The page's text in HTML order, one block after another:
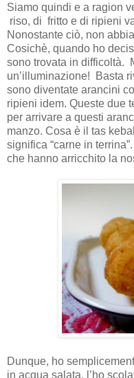
Siamo quindi e a ragion
riso, di fritto e di ripieni
Nonostante ciò, non
Cosichè, quando ho
sono trovata in difficoltà.
un’illuminazione!
Basta
sono diventate arancini
ripieni idem. Queste due
per arrivare a questi
manzo. Cosa è il tas
significa “carne in
che hanno arricchito la
Dunque, ho
in acqua salata, l’ho